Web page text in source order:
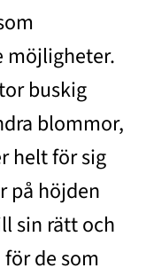
möjligheter.
buskig
blommor,
helt för sig
på höjden
sin rätt och
de som